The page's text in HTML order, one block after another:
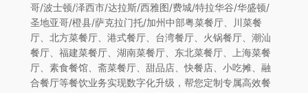
哥/波士顿/泽西市/达拉斯/西雅图/费城/特拉华谷/华盛顿/
圣地亚哥/橙县/萨克拉门托/加州中部粤菜餐厅、川菜餐
厅、北方菜餐厅、港式餐厅、台湾餐厅、火锅餐厅、潮汕
餐厅、福建菜餐厅、湖南菜餐厅、东北菜餐厅、上海菜餐
厅、素食餐馆、斋菜餐厅、甜品店、快餐店、小吃摊、融
合餐厅等餐饮业务实现数字化升级，帮您定制专属高效餐